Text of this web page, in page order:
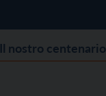
Il nostro centenario